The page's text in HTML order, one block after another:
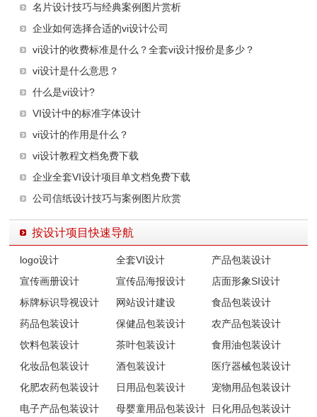
名片设计技巧与经典案例图片赏析
企业如何选择合适的vi设计公司
vi设计的收费标准是什么？全套vi设计报价是多少？
vi设计是什么意思？
什么是vi设计?
VI设计中的标准字体设计
vi设计的作用是什么？
vi设计教程文档免费下载
企业全套VI设计项目单文档免费下载
公司信纸设计技巧与案例图片欣赏
按设计项目快速导航
logo设计 全套VI设计
产品包装设计
宣传画册设计
宣传品海报设计
店面形象SI设计
标牌标识导视设计
网站设计建设
食品包装设计
药品包装设计
保健品包装设计
农产品包装设计
饮料包装设计
茶叶包装设计
食用油包装设计
化妆品包装设计
酒包装设计
医疗器械包装设计
化肥农药包装设计
日用品包装设计
宠物用品包装设计
电子产品包装设计
母婴童用品包装设计
日化用品包装设计